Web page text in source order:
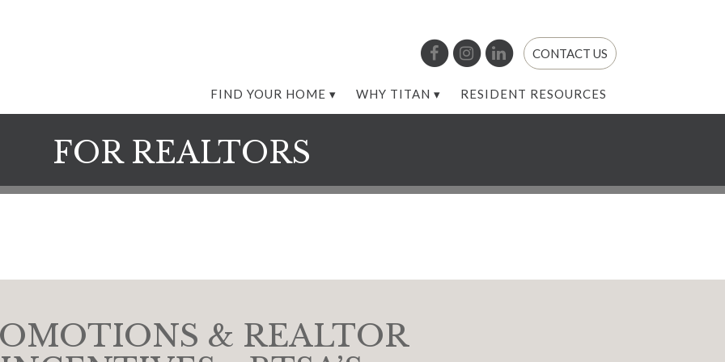
CONTACT US
FIND YOUR HOME WHY TITAN RESIDENT RESOURCES
FOR REALTORS
& REALTOR